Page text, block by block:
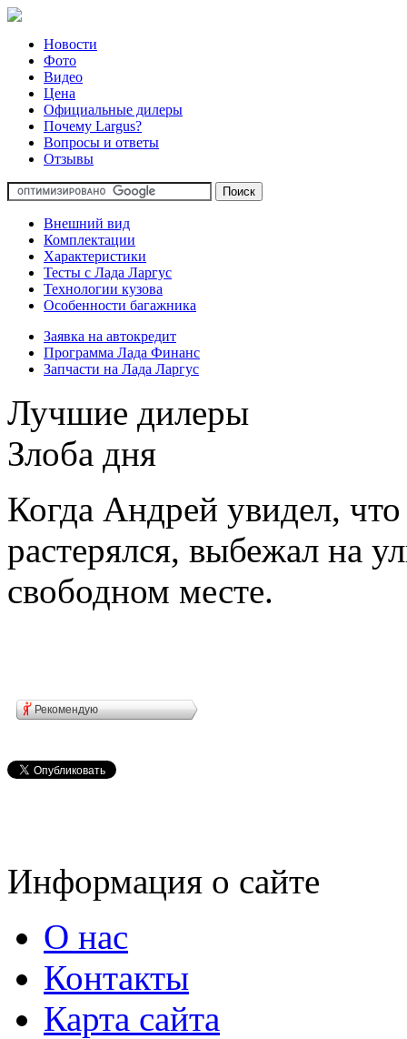
Новости
Фото
Видео
Цена
Официальные дилеры
Почему Largus?
Вопросы и ответы
Отзывы
Внешний вид
Комплектации
Характеристики
Тесты с Лада Ларгус
Технологии кузова
Особенности багажника
Заявка на автокредит
Программа Лада Финанс
Запчасти на Лада Ларгус
Лучшие дилеры
Злоба дня
Когда Андрей увидел,
растерялся, выбежал на
свободном месте.
Рекомендую
Информация о сайте
О нас
Контакты
Карта сайта